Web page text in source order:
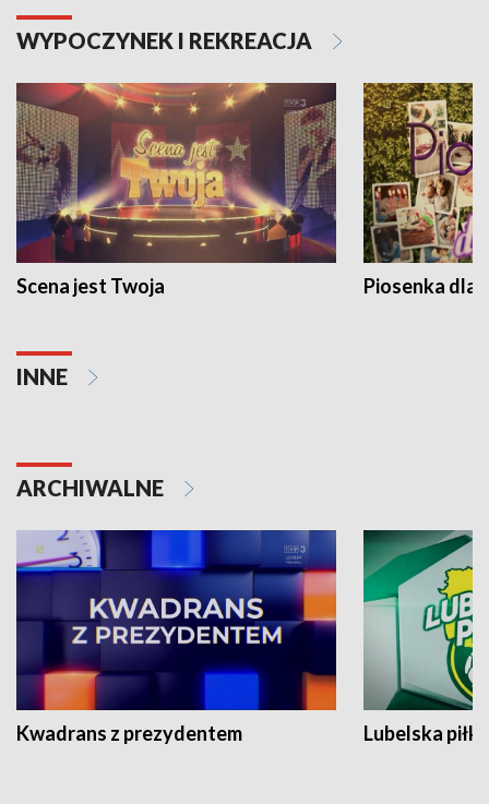
WYPOCZYNEK I REKREACJA
Scena jest Twoja Piosenka dla
INNE
ARCHIWALNE
Kwadrans z prezydentem Lubelska piłka